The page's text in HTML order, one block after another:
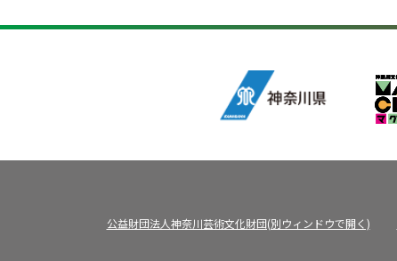
公益財団法人神奈川芸術文化財団(別ウィンドウで開く)